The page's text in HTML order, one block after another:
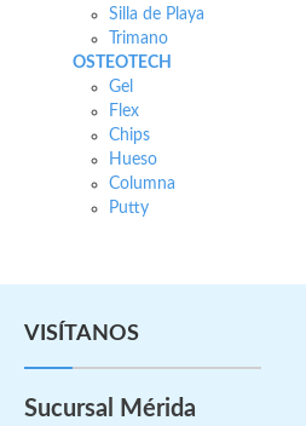
Silla de Playa
Trimano
OSTEOTECH
Gel
Flex
Chips
Hueso
Columna
Putty
VISÍTANOS
Sucursal Mérida